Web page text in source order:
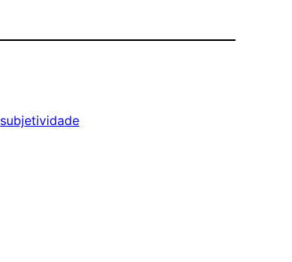
subjetividade